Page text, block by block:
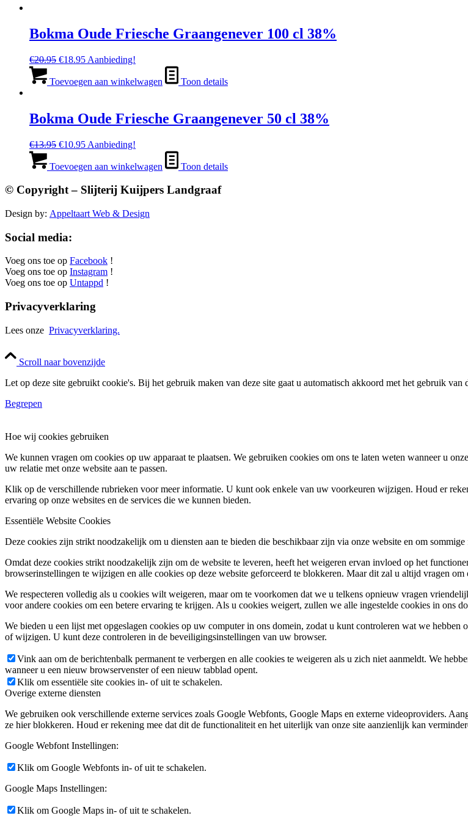
Bokma Oude Friesche Graangenever 100 cl 38%
€20.95 Oorspronkelijke
was:
€18.95Huidige
is:
Aanbieding!
Toevoegen aan winkelwagen Toon details
Bokma Oude Friesche Graangenever 50 cl 38%
€13.95 Oorspronkelijke
was:
€10.95Huidige
is:
Aanbieding!
Toevoegen aan winkelwagen Toon details
© Copyright – Slijterij Kuijpers Landgraaf
Design by: Appeltaart Web & Design
Social media:
Voeg ons toe op Facebook !
Voeg ons toe op Instagram !
Voeg ons toe op Untappd !
Privacyverklaring
Lees onze Privacyverklaring.
Scroll naar bovenzijde
Let op deze site gebruikt cookie's. Bij het gebruik maken van deze site gaat u automatisch akkoord met het gebruik van
Begrepen
Hoe wij cookies gebruiken
We kunnen vragen om cookies op uw apparaat te plaatsen. We gebruiken cookies om ons te laten weten wanneer u
uw relatie met onze website aan te passen.
Klik op de verschillende rubrieken voor meer informatie. U kunt ook enkele van uw voorkeuren wijzigen. Houd er
ervaring op onze websites en de services die we kunnen bieden.
Essentiële Website Cookies
Deze cookies zijn strikt noodzakelijk om u diensten aan te bieden die beschikbaar zijn via onze website en om
Omdat deze cookies strikt noodzakelijk zijn om de website te leveren, heeft het weigeren ervan invloed op het
browserinstellingen te wijzigen en alle cookies op deze website geforceerd te blokkeren. Maar dit zal u altijd vragen
We respecteren volledig als u cookies wilt weigeren, maar om te voorkomen dat we u telkens opnieuw vragen
voor andere cookies om een betere ervaring te krijgen. Als u cookies weigert, zullen we alle ingestelde cookies in ons
We bieden u een lijst met opgeslagen cookies op uw computer in ons domein, zodat u kunt controleren wat we
of wijzigen. U kunt deze controleren in de beveiligingsinstellingen van uw browser.
Vink aan om de berichtenbalk permanent te verbergen en alle cookies te weigeren als u zich niet aanmeldt. We
wanneer u een nieuw browservenster of een nieuw tabblad opent.
Klik om essentiële site cookies in- of uit te schakelen.
Overige externe diensten
We gebruiken ook verschillende externe services zoals Google Webfonts, Google Maps en externe videoproviders.
ze hier blokkeren. Houd er rekening mee dat dit de functionaliteit en het uiterlijk van onze site aanzienlijk kan
Google Webfont Instellingen:
Klik om Google Webfonts in- of uit te schakelen.
Google Maps Instellingen:
Klik om Google Maps in- of uit te schakelen.